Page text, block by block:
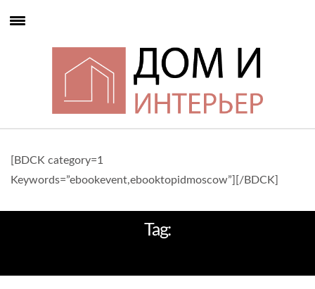
[BDCK category=1
Keywords=”ebookevent,ebooktopidmoscow”][/BDCK]
Tag: